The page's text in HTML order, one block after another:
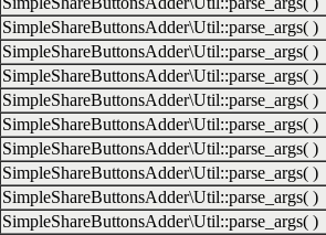
SimpleShareButtonsAdder\Util::parse_args( )
SimpleShareButtonsAdder\Util::parse_args( )
SimpleShareButtonsAdder\Util::parse_args( )
SimpleShareButtonsAdder\Util::parse_args( )
SimpleShareButtonsAdder\Util::parse_args( )
SimpleShareButtonsAdder\Util::parse_args( )
SimpleShareButtonsAdder\Util::parse_args( )
SimpleShareButtonsAdder\Util::parse_args( )
SimpleShareButtonsAdder\Util::parse_args( )